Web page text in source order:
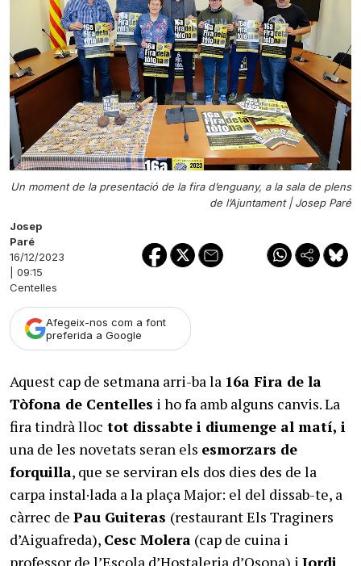
Un moment de la presentació de la fira d’enguany, a la sala de plens
de l’Ajuntament |Josep Paré
Josep
Paré
16/12/2023
| 09:15
Centelles
Afegeix-nos com a font
preferida a Google
Aquest cap de setmana arri-ba la 16a Fira de la
Tòfona de Centelles i ho fa amb alguns canvis. La
fira tindrà lloc tot dissabte i diumenge al matí, i
una de les novetats seran els esmorzars de
forquilla, que se serviran els dos dies des de la
carpa instal·lada a la plaça Major: el del dissab-te, a
càrrec de Pau Guiteras (restaurant Els Traginers
d’Aiguafreda), Cesc Molera (cap de cuina i
professor de l’Escola d’Hostaleria d’Osona) i Jordi